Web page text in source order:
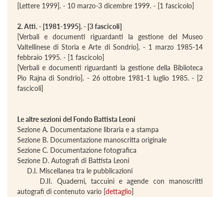
[Lettere 1999]. - 10 marzo-3 dicembre 1999. - [1 fascicolo]
2. Atti. - [1981-1995]. - [3 fascicoli]
[Verbali e documenti riguardanti la gestione del Museo
Valtellinese di Storia e Arte di Sondrio]. - 1 marzo 1985-14
febbraio 1995. - [1 fascicolo]
[Verbali e documenti riguardanti la gestione della Biblioteca
Pio Rajna di Sondrio]. - 26 ottobre 1981-1 luglio 1985. - [2
fascicoli]
Le altre sezioni del Fondo Battista Leoni
Sezione A. Documentazione libraria e a stampa
Sezione B. Documentazione manoscritta originale
Sezione C. Documentazione fotografica
Sezione D. Autografi di Battista Leoni
D.I. Miscellanea tra le pubblicazioni
D.II. Quaderni, taccuini e agende con manoscritti
autografi di contenuto vario [dettaglio]